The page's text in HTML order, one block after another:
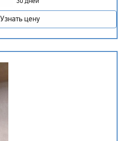
Узнать цену